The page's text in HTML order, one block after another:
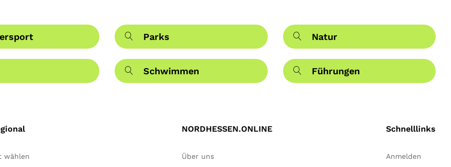
Parks Natur
Schwimmen Führungen
wählen
NORDHESSEN.ONLINE
Über uns
Schnelllinks
Anmelden